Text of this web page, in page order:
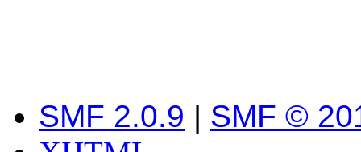
SMF 2.0.9 | SMF ©